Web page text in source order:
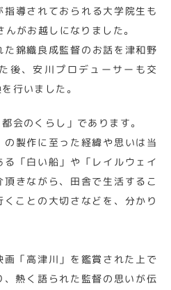
導されておられる大学院生も
がお越しになりました。
錦織良成監督のお話を津和野
後、安川プロデューサーも交
行いました。
会のくらし」であります。
製作に至った経緯や思いは当
「白い船」や「レイルウェイ
きながら、田舎で生活するこ
ことの大切さなどを、分かり
「高津川」を鑑賞された上で
熱く語られた監督の思いが伝